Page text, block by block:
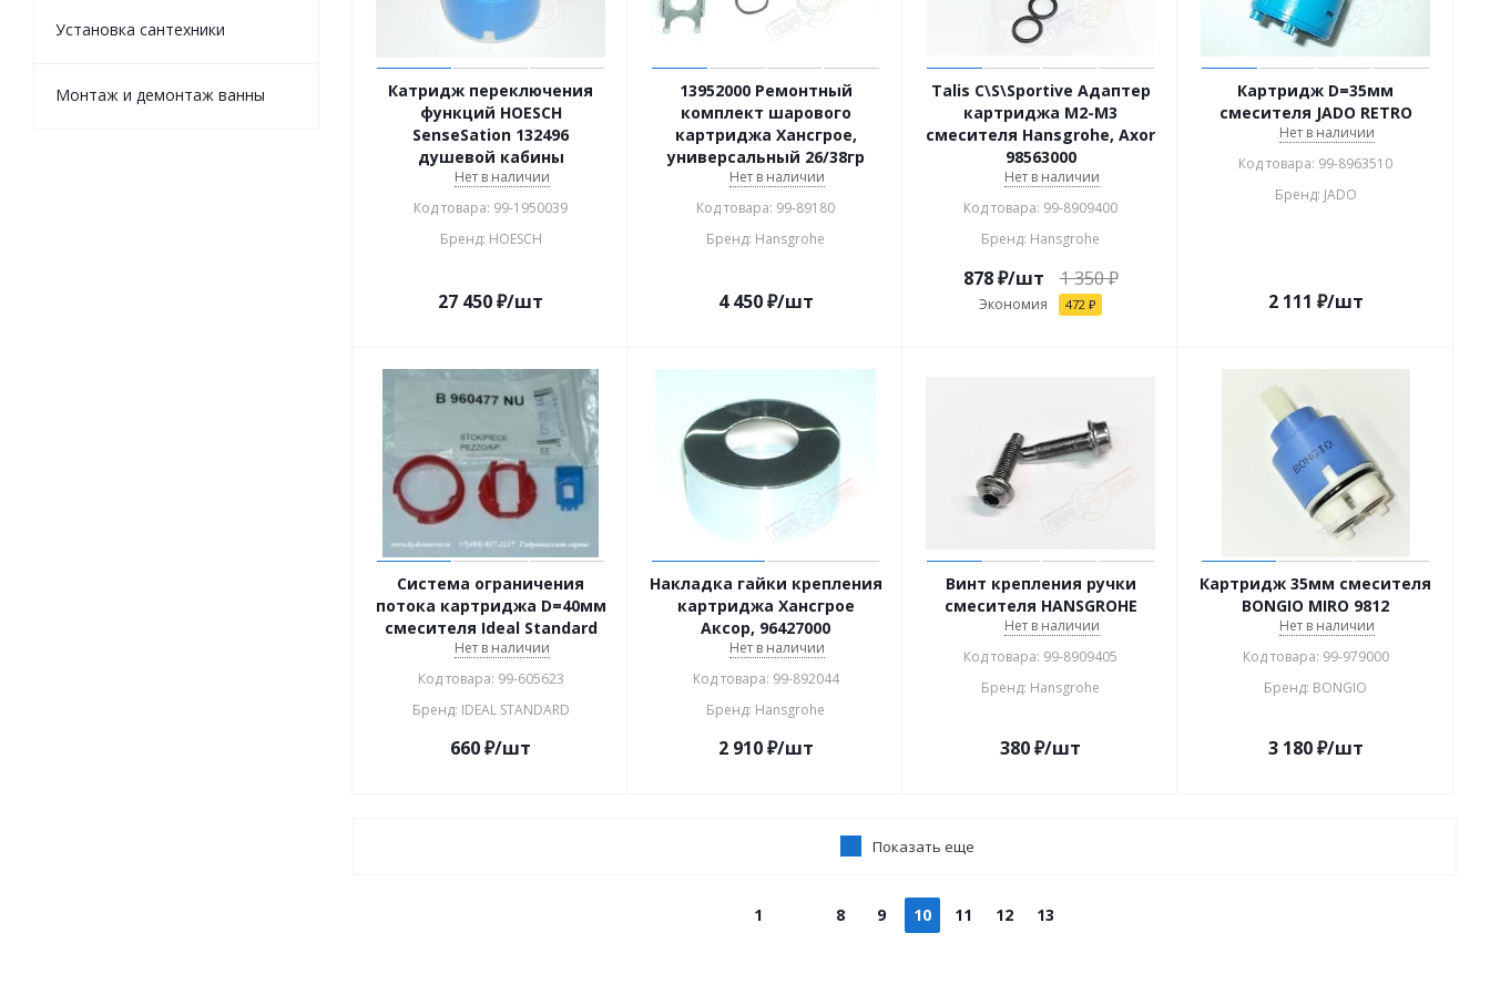
Катридж переключения
функций HOESCH
SenseSation 132496
душевой кабины
Нет в наличии
Код товара: 99-1950039
Бренд: HOESCH
27 450₽/шт
13952000 Ремонтный
комплект шарового
картриджа Хансгрое,
универсальный 26/38гр
Нет в наличии
Код товара: 99-89180
Бренд: Hansgrohe
4 450₽/шт
Talis C\S\Sportive Адаптер
картриджа M2-М3
смесителя Hansgrohe, Axor
98563000
Нет в наличии
Код товара: 99-8909400
Бренд: Hansgrohe
878₽/шт 1 350₽
Экономия 472₽
Картридж D=35мм
смесителя JADO RETRO
Нет в наличии
Код товара: 99-8963510
Бренд: JADO
2 111 ₽/шт
Система ограничения
потока картриджа D=40мм
смесителя Ideal Standard
Нет в наличии
Код товара: 99-605623
Бренд: IDEAL STANDARD
660₽/шт
Накладка гайки крепления
картриджа Хансгрое
Аксор, 96427000
Нет в наличии
Код товара: 99-892044
Бренд: Hansgrohe
2 910₽/шт
Винт крепления ручки
смесителя HANSGROHE
Нет в наличии
Код товара: 99-8909405
Бренд: Hansgrohe
380₽/шт
Картридж 35мм смесителя
BONGIO MIRO 9812
Нет в наличии
Код товара: 99-979000
Бренд: BONGIO
3 180₽/шт
Показать еще
1 8 9 10 11 12 13
Установка сантехники
Монтаж и демонтаж ванны